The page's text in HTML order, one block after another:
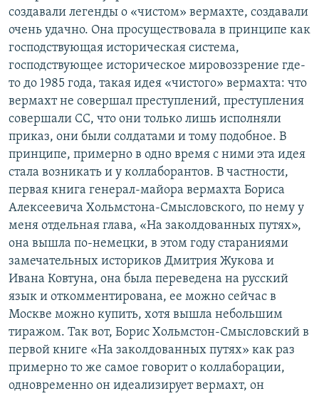
создавали легенды о «чистом» вермахте, создавали
очень удачно. Она просуществовала в принципе как
господствующая историческая система,
господствующее историческое мировоззрение где-
то до 1985 года, такая идея «чистого» вермахта: что
вермахт не совершал преступлений, преступления
совершали СС, что они только лишь исполняли
приказ, они были солдатами и тому подобное. В
принципе, примерно в одно время с ними эта идея
стала возникать и у коллаборантов. В частности,
первая книга генерал-майора вермахта Бориса
Алексеевича Хольмстона-Смысловского, по нему у
меня отдельная глава, «На заколдованных путях»,
она вышла по-немецки, в этом году стараниями
замечательных историков Дмитрия Жукова и
Ивана Ковтуна, она была переведена на русский
язык и откомментирована, ее можно сейчас в
Москве можно купить, хотя вышла небольшим
тиражом. Так вот, Борис Хольмстон-Смысловский в
первой книге «На заколдованных путях» как раз
примерно то же самое говорит о коллаборации,
одновременно он идеализирует вермахт, он